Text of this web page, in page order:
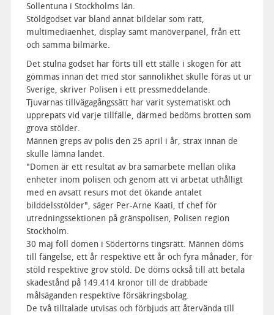
Sollentuna i Stockholms län.
Stöldgodset var bland annat bildelar som ratt,
multimediaenhet, display samt manöverpanel, från ett
och samma bilmärke.
Det stulna godset har förts till ett ställe i skogen för att
gömmas innan det med stor sannolikhet skulle föras ut ur
Sverige, skriver Polisen i ett pressmeddelande.
Tjuvarnas tillvägagångssätt har varit systematiskt och
upprepats vid varje tillfälle, därmed bedöms brotten som
grova stölder.
Männen greps av polis den 25 april i år, strax innan de
skulle lämna landet.
"Domen är ett resultat av bra samarbete mellan olika
enheter inom polisen och genom att vi arbetat uthålligt
med en avsatt resurs mot det ökande antalet
bilddelsstölder", säger Per-Arne Kaati, tf chef för
utredningssektionen på gränspolisen, Polisen region
Stockholm.
30 maj föll domen i Södertörns tingsrätt. Männen döms
till fängelse, ett år respektive ett år och fyra månader, för
stöld respektive grov stöld. De döms också till att betala
skadestånd på 149.414 kronor till de drabbade
målsäganden respektive försäkringsbolag.
De två tilltalade utvisas och förbjuds att återvända till